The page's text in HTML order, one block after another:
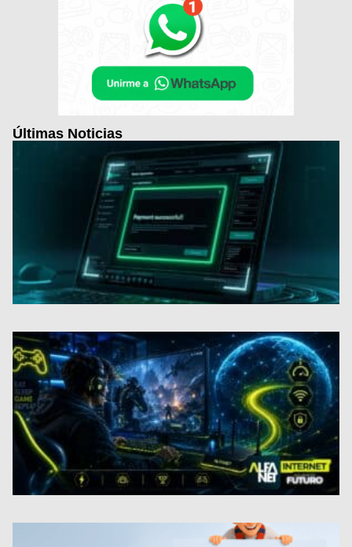
Últimas Noticias